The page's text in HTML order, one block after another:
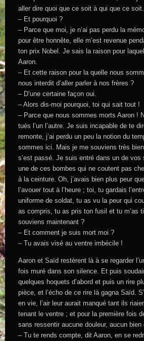
aller dire quoi que ce soit à qui que ce soit..
– Et pourquoi ?
– Parce que moi, je n’ai pas perdu la
pour être honnête, elle m’est revenue
ton prix Nobel. Je sais la raison pour
Aaron.
– Et cette raison pour la quelle nous
nous interdit d’aller parler à nos frères ?
– D’une certaine façon oui.
– Alors dis-moi pourquoi, toi qui sait tout !
– Parce que nous sommes morts Aaron !
tués l’un l’autre. Je suis incapable de te
remonte, j’ai perdu un peu la notion du
sommes ici. Mais je me souviens très
s’est passé. Je suis entré dans un de vos
une de ces bombes qui ne coutent pas
à la ceinture. Oh, j’avais bien plus peur
l’avouer tout à l’heure ; toi, tu gardais
uniforme de soldat, tu as vu la peur qui
as compris, tu as pris ton fusil et tu m’as
souviens maintenant ?
– Et comment je suis mort moi ?
– Tu avais visé au ventre imbécile !
Aaron et Saïd restèrent là à se regarder
fois muré dans son silence. Et puis
quelques hoquets d’abord et puis un rire
pièce, et l’écho de ce rire là gagna Saïd.
en vie, l’air leur aurait manqué tant ils
tenant le ventre ; et pour la première fois
sans ressentir aucune douleur, aucun bien
– Tu te rends compte, dit Aaron, en se